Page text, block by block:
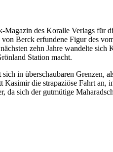
des Koralle Verlags für
Berck erfundene Figur des
zehn Jahre wandelte
Station macht.
in überschaubaren Grenzen,
die strapaziöse Fahrt an,
da sich der gutmütige